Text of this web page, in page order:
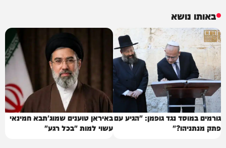
באותו נושא
גורמים במוסד נגד גופמן: "הגיע עם
פתק מנתניהו?"
באיראן טוענים שמוג'תבא חמינאי
עשוי למות "בכל רגע"